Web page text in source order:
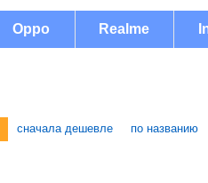
Oppo Realme
сначала дешевле по названию